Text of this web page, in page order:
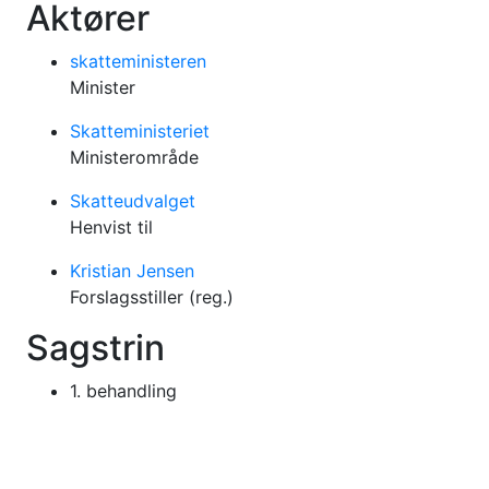
Aktører
skatteministeren
Minister
Skatteministeriet
Ministerområde
Skatteudvalget
Henvist til
Kristian Jensen
Forslagsstiller (reg.)
Sagstrin
1. behandling